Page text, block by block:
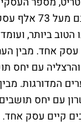
הינו בתל אביב, בה
עסק אחד. מבין
והרצליה עם יחס
המדורגות.